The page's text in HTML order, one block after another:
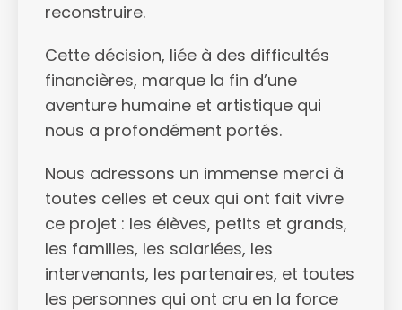
reconstruire.
Cette décision, liée à des difficultés
financières, marque la fin d’une
aventure humaine et artistique qui
nous a profondément portés.
Nous adressons un immense merci à
toutes celles et ceux qui ont fait vivre
ce projet : les élèves, petits et grands,
les familles, les salariées, les
intervenants, les partenaires, et toutes
les personnes qui ont cru en la force